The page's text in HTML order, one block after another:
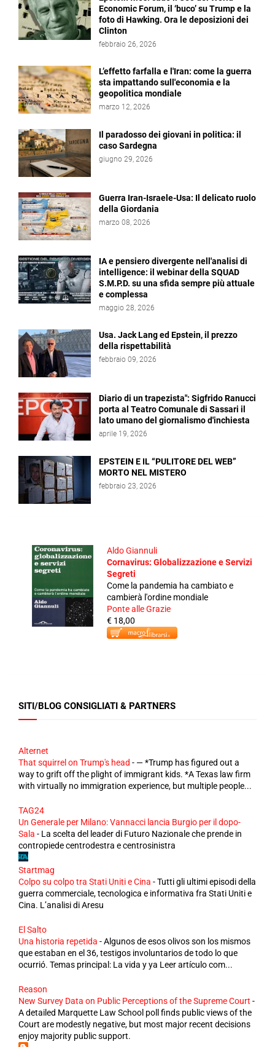
Economic Forum, il ‘buco’ su Trump e la
foto di Hawking. Ora le deposizioni dei
Clinton
febbraio 26, 2026
L’effetto farfalla e l'Iran: come la guerra
sta impattando sull'economia e la
geopolitica mondiale
marzo 12, 2026
Il paradosso dei giovani in politica: il
caso Sardegna
giugno 29, 2026
Guerra Iran-Israele-Usa: Il delicato ruolo
della Giordania
marzo 08, 2026
IA e pensiero divergente nell'analisi di
intelligence: il webinar della SQUAD
S.M.P.D. su una sfida sempre più attuale
e complessa
maggio 28, 2026
Usa. Jack Lang ed Epstein, il prezzo
della rispettabilità
febbraio 09, 2026
Diario di un trapezista": Sigfrido Ranucci
porta al Teatro Comunale di Sassari il
lato umano del giornalismo d'inchiesta
aprile 19, 2026
EPSTEIN E IL “PULITORE DEL WEB”
MORTO NEL MISTERO
febbraio 23, 2026
Aldo Giannuli
Cornavirus: Globalizzazione e Servizi
Segreti
Come la pandemia ha cambiato e
cambierà l'ordine mondiale
Ponte alle Grazie
€ 18,00
SITI/BLOG CONSIGLIATI & PARTNERS
Alternet
That squirrel on Trump's head - — *Trump has figured out a
way to grift off the plight of immigrant kids. *A Texas law firm
with virtually no immigration experience, but multiple people...
TAG24
Un Generale per Milano: Vannacci lancia Burgio per il dopo-
Sala - La scelta del leader di Futuro Nazionale che prende in
contropiede centrodestra e centrosinistra
Startmag
Colpo su colpo tra Stati Uniti e Cina -Tutti gli ultimi episodi della
guerra commerciale, tecnologica e informativa fra Stati Uniti e
Cina. L’analisi di Aresu
El Salto
Una historia repetida -Algunos de esos olivos son los mismos
que estaban en el 36, testigos involuntarios de todo lo que
ocurrió. Temas principal: La vida y ya Leer artículo com...
Reason
New Survey Data on Public Perceptions of the Supreme Court -
A detailed Marquette Law School poll finds public views of the
Court are modestly negative, but most major recent decisions
enjoy majority public support.